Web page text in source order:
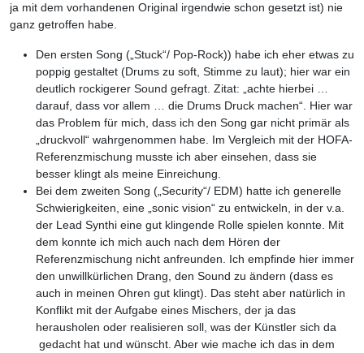
ja mit dem vorhandenen Original irgendwie schon gesetzt ist) nie
ganz getroffen habe.
Den ersten Song („Stuck“/ Pop-Rock)) habe ich eher etwas zu
poppig gestaltet (Drums zu soft, Stimme zu laut); hier war ein
deutlich rockigerer Sound gefragt. Zitat: „achte hierbei …
darauf, dass vor allem … die Drums Druck machen“. Hier war
das Problem für mich, dass ich den Song gar nicht primär als
„druckvoll“ wahrgenommen habe. Im Vergleich mit der HOFA-
Referenzmischung musste ich aber einsehen, dass sie
besser klingt als meine Einreichung.
Bei dem zweiten Song („Security“/ EDM) hatte ich generelle
Schwierigkeiten, eine „sonic vision“ zu entwickeln, in der v.a.
der Lead Synthi eine gut klingende Rolle spielen konnte. Mit
dem konnte ich mich auch nach dem Hören der
Referenzmischung nicht anfreunden. Ich empfinde hier immer
den unwillkürlichen Drang, den Sound zu ändern (dass es
auch in meinen Ohren gut klingt). Das steht aber natürlich in
Konflikt mit der Aufgabe eines Mischers, der ja das
herausholen oder realisieren soll, was der Künstler sich da
gedacht hat und wünscht. Aber wie mache ich das in dem